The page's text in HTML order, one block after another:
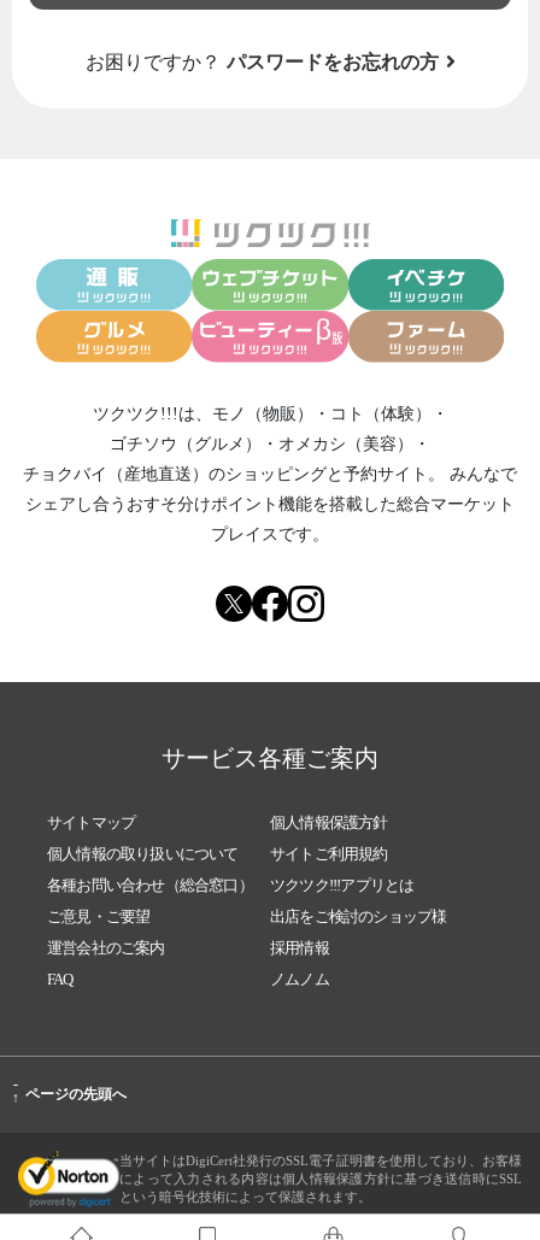
お困りですか？ パスワードをお忘れの方
ツクツク!!!は、 モノ（物販） ・ コト（体験）
・
ゴチソウ（グルメ）
・ オメカシ（美容）
・
チョクバイ（産地直送） のショッピングと予約サイト。
みんなで
シェアし合う おすそ分けポイント機能を搭載した総合マーケット
プレイスです。
サービス各種ご案内
サイトマップ
個人情報保護方針
個人情報の取り扱いについて
サイトご利用規約
各種お問い合わせ（総合窓口）
ツクツク!!!アプリとは
ご意見・ご要望
出店をご検討のショップ様
運営会社のご案内
採用情報
FAQ
ノムノム
-
↑ ページの先頭へ
当サイトはDigiCert社発行のSSL電子証明書を使用しており、お客様
によって入力される内容は個人情報保護方針に基づき送信時にSSL
という暗号化技術によって保護されます。